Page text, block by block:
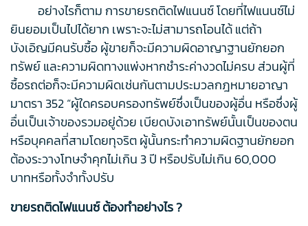
อย่างไรก็ตาม การขายรถติดไฟแนนซ์ โดยที่ไฟแนนซ์ไม่
ยินยอมเป็นไปได้ยาก เพราะจะไม่สามารถโอนได้ แต่ถ้า
บังเอิญมีคนรับซื้อ ผู้ขายก็จะมีความผิดอาญาฐานยักยอก
ทรัพย์ และความผิดทางแพ่งหากชำระค่างวดไม่ครบ ส่วนผู้ที่
ซื้อรถต่อก็จะมีความผิดเช่นกันตามประมวลกฎหมายอาญา
มาตรา 352 “ผู้ใดครอบครองทรัพย์ซึ่งเป็นของผู้อื่น หรือซึ่งผู้
อื่นเป็นเจ้าของรวมอยู่ด้วย เบียดบังเอาทรัพย์นั้นเป็นของตน
หรือบุคคลที่สามโดยทุจริต ผู้นั้นกระทำความผิดฐานยักยอก
ต้องระวางโทษจำคุกไม่เกิน 3 ปี หรือปรับไม่เกิน 60,000
บาทหรือทั้งจำทั้งปรับ
ขายรถติดไฟแนนซ์ ต้องทําอย่างไร ?